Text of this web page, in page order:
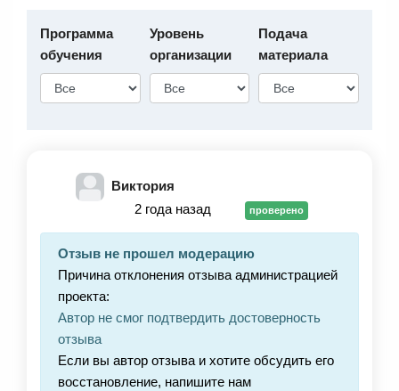
Программа
обучения
Уровень
организации
Подача
материала
Виктория
2 года назад
проверено
Отзыв не прошел модерацию
Причина отклонения отзыва администрацией
проекта:
Автор не смог подтвердить достоверность
отзыва
Если вы автор отзыва и хотите обсудить его
восстановление, напишите нам